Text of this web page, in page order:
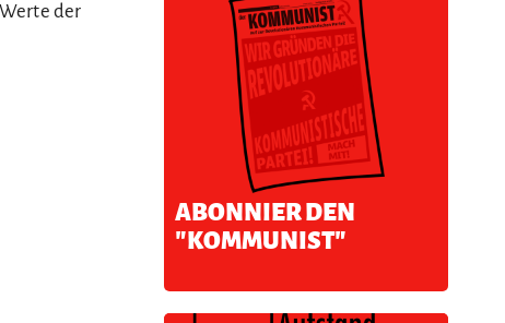
der
ABONNIER DEN
"KOMMUNIST"